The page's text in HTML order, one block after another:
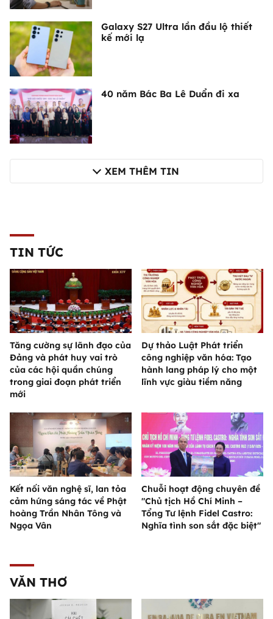
Galaxy S27 Ultra lần đầu lộ thiết
kế mới lạ
40 năm Bác Ba Lê Duẩn đi xa
XEM THÊM TIN
TIN TỨC
Tăng cường sự lãnh đạo của
Đảng và phát huy vai trò
của các hội quần chúng
trong giai đoạn phát triển
mới
Dự thảo Luật Phát triển
công nghiệp văn hóa: Tạo
hành lang pháp lý cho một
lĩnh vực giàu tiềm năng
Kết nối văn nghệ sĩ, lan tỏa
cảm hứng sáng tác về Phật
hoàng Trần Nhân Tông và
Ngọa Vân
Chuỗi hoạt động chuyên đề
"Chủ tịch Hồ Chí Minh –
Tổng Tư lệnh Fidel Castro:
Nghĩa tình son sắt đặc biệt"
VĂN THƠ